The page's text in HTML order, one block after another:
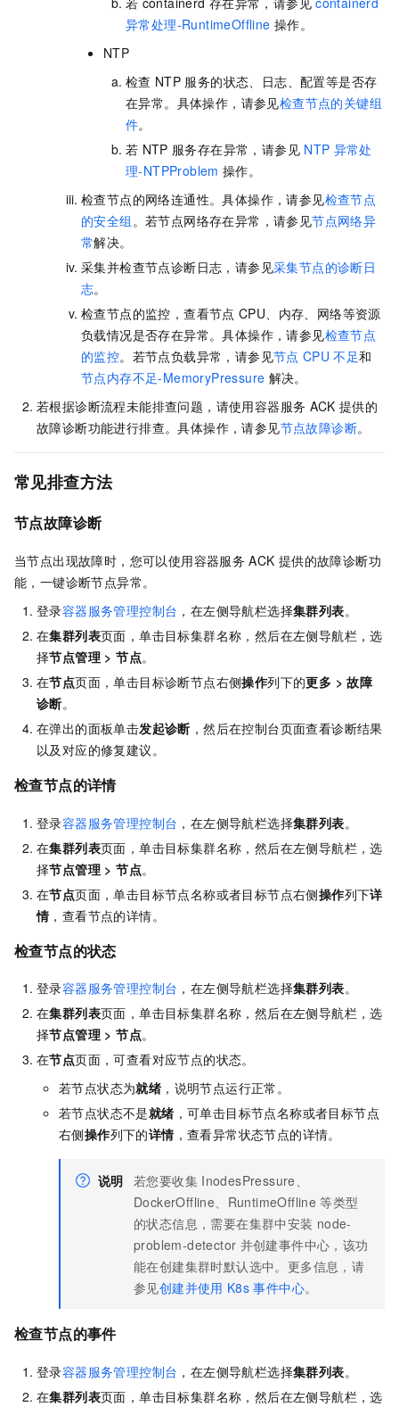
异常处理-RuntimeOffline 操作。
NTP
检查 NTP 服务的状态、日志、配置等是否存
在异常。具体操作，请参见检查节点的关键组
件。
若 NTP 服务存在异常，请参见 NTP 异常处
理-NTPProblem 操作。
检查节点的网络连通性。具体操作，请参见检查节点
的安全组 。若节点网络存在异常，请参见节点网络异
常解决。
采集并检查节点诊断日志，请参见采集节点的诊断日
志。
检查节点的监控，查看节点 CPU、内存、网络等资源
负载情况是否存在异常。具体操作，请参见检查节点
的监控。若节点负载异常，请参见节点 CPU 不足和
节点内存不足-MemoryPressure 解决。
若根据诊断流程未能排查问题，请使用容器服务 ACK 提供的
故障诊断功能进行排查。具体操作，请参见节点故障诊断。
常见排查方法
节点故障诊断
当节点出现故障时，您可以使用容器服务 ACK 提供的故障诊断功
能，一键诊断节点异常。
登录容器服务管理控制台 ，在左侧导航栏选择集群列表。
在集群列表页面，单击目标集群名称，然后在左侧导航栏，选
择节点管理 >节点。
在节点页面，单击目标诊断节点右侧操作列下的更多 >故障
诊断。
在弹出的面板单击发起诊断 ，然后在控制台页面查看诊断结果
以及对应的修复建议。
检查节点的详情
登录容器服务管理控制台 ，在左侧导航栏选择集群列表。
在集群列表页面，单击目标集群名称，然后在左侧导航栏，选
择节点管理 >节点。
在节点页面，单击目标节点名称或者目标节点右侧操作列下详
情，查看节点的详情。
检查节点的状态
登录容器服务管理控制台 ，在左侧导航栏选择集群列表。
在集群列表页面，单击目标集群名称，然后在左侧导航栏，选
择节点管理 >节点。
在节点页面，可查看对应节点的状态。
若节点状态为就绪 ，说明节点运行正常。
若节点状态不是就绪 ，可单击目标节点名称或者目标节点
右侧操作列下的详情，查看异常状态节点的详情。
说明 若您要收集 InodesPressure、
DockerOffline、RuntimeOffline 等类型
的状态信息，需要在集群中安装 node-
problem-detector 并创建事件中心，该功
能在创建集群时默认选中。更多信息，请
参见创建并使用 K8s 事件中心。
检查节点的事件
登录容器服务管理控制台 ，在左侧导航栏选择集群列表。
在集群列表页面，单击目标集群名称，然后在左侧导航栏，选